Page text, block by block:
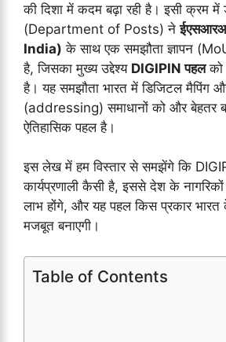
की दिशा में कदम बढ़ा रही है। इसी क्रम में
(Department of Posts) ने
India) के साथ एक समझौता ज्ञापन
है, जिसका मुख्य उद्देश्य DIGIPIN पहलको
है। यह समझौता भारत में डिजिटल मैपिंग
(addressing) समाधानों को और बेहतर
ऐतिहासिक पहल है।
इस लेख में हम विस्तार से समझेंगे कि
कार्यप्रणाली कैसी है, इससे देश के
लाभ होंगे, और यह पहल किस प्रकार भारत
मजबूत बनाएगी।
Table of Contents